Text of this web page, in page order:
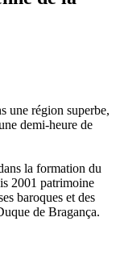
une région superbe,
demi-heure de
la formation du
2001 patrimoine
baroques et des
de Bragança.